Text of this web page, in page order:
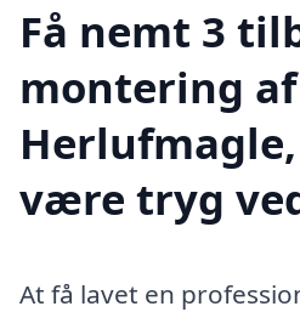
Få nemt 3
montering
være tryg
At få lavet en